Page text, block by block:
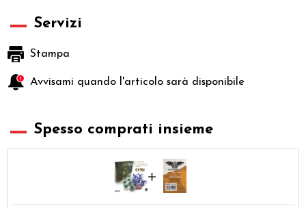
Servizi
Stampa
Avvisami quando l'articolo sarà disponibile
Spesso comprati insieme